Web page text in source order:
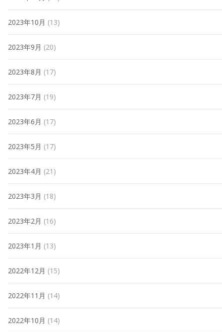
2023年10月 (13)
2023年9月 (20)
2023年8月 (17)
2023年7月 (19)
2023年6月 (17)
2023年5月 (17)
2023年4月 (21)
2023年3月 (18)
2023年2月 (16)
2023年1月 (13)
2022年12月 (15)
2022年11月 (14)
2022年10月 (14)